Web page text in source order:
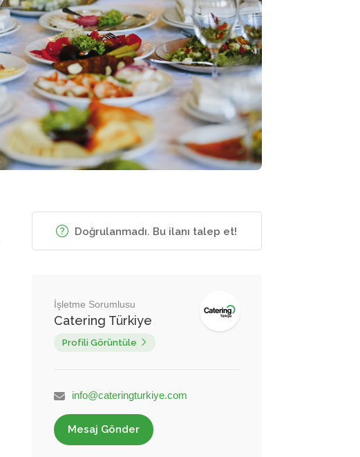
Doğrulanmadı. Bu ilanı talep et!
İşletme Sorumlusu
Catering Türkiye
Profili Görüntüle
info@cateringturkiye.com
Mesaj Gönder